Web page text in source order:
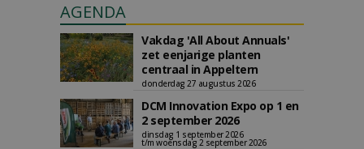
AGENDA
Vakdag 'All About Annuals'
zet eenjarige planten
centraal in Appeltern
donderdag 27 augustus 2026
DCM Innovation Expo op 1 en
2 september 2026
dinsdag 1 september 2026
t/m woensdag 2 september 2026